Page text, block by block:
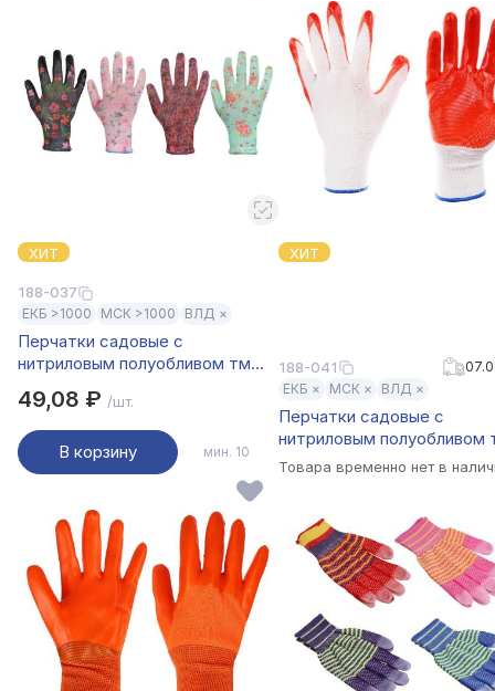
ХИТ
188-037
ЕКБ >1000 МСК >1000 ВЛД ×
Перчатки садовые с
нитриловым полуобливом тм
23см, 31г, цветные
49,08 ₽ /шт.
В корзину мин. 10
ХИТ
188-041
ЕКБ ×
МСК × ВЛД ×
Перчатки садовые с
нитриловым полуобливом
INBLOOM, полиэстер,
Товара временно нет в